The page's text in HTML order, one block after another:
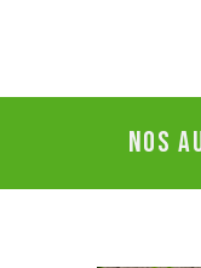
Nos